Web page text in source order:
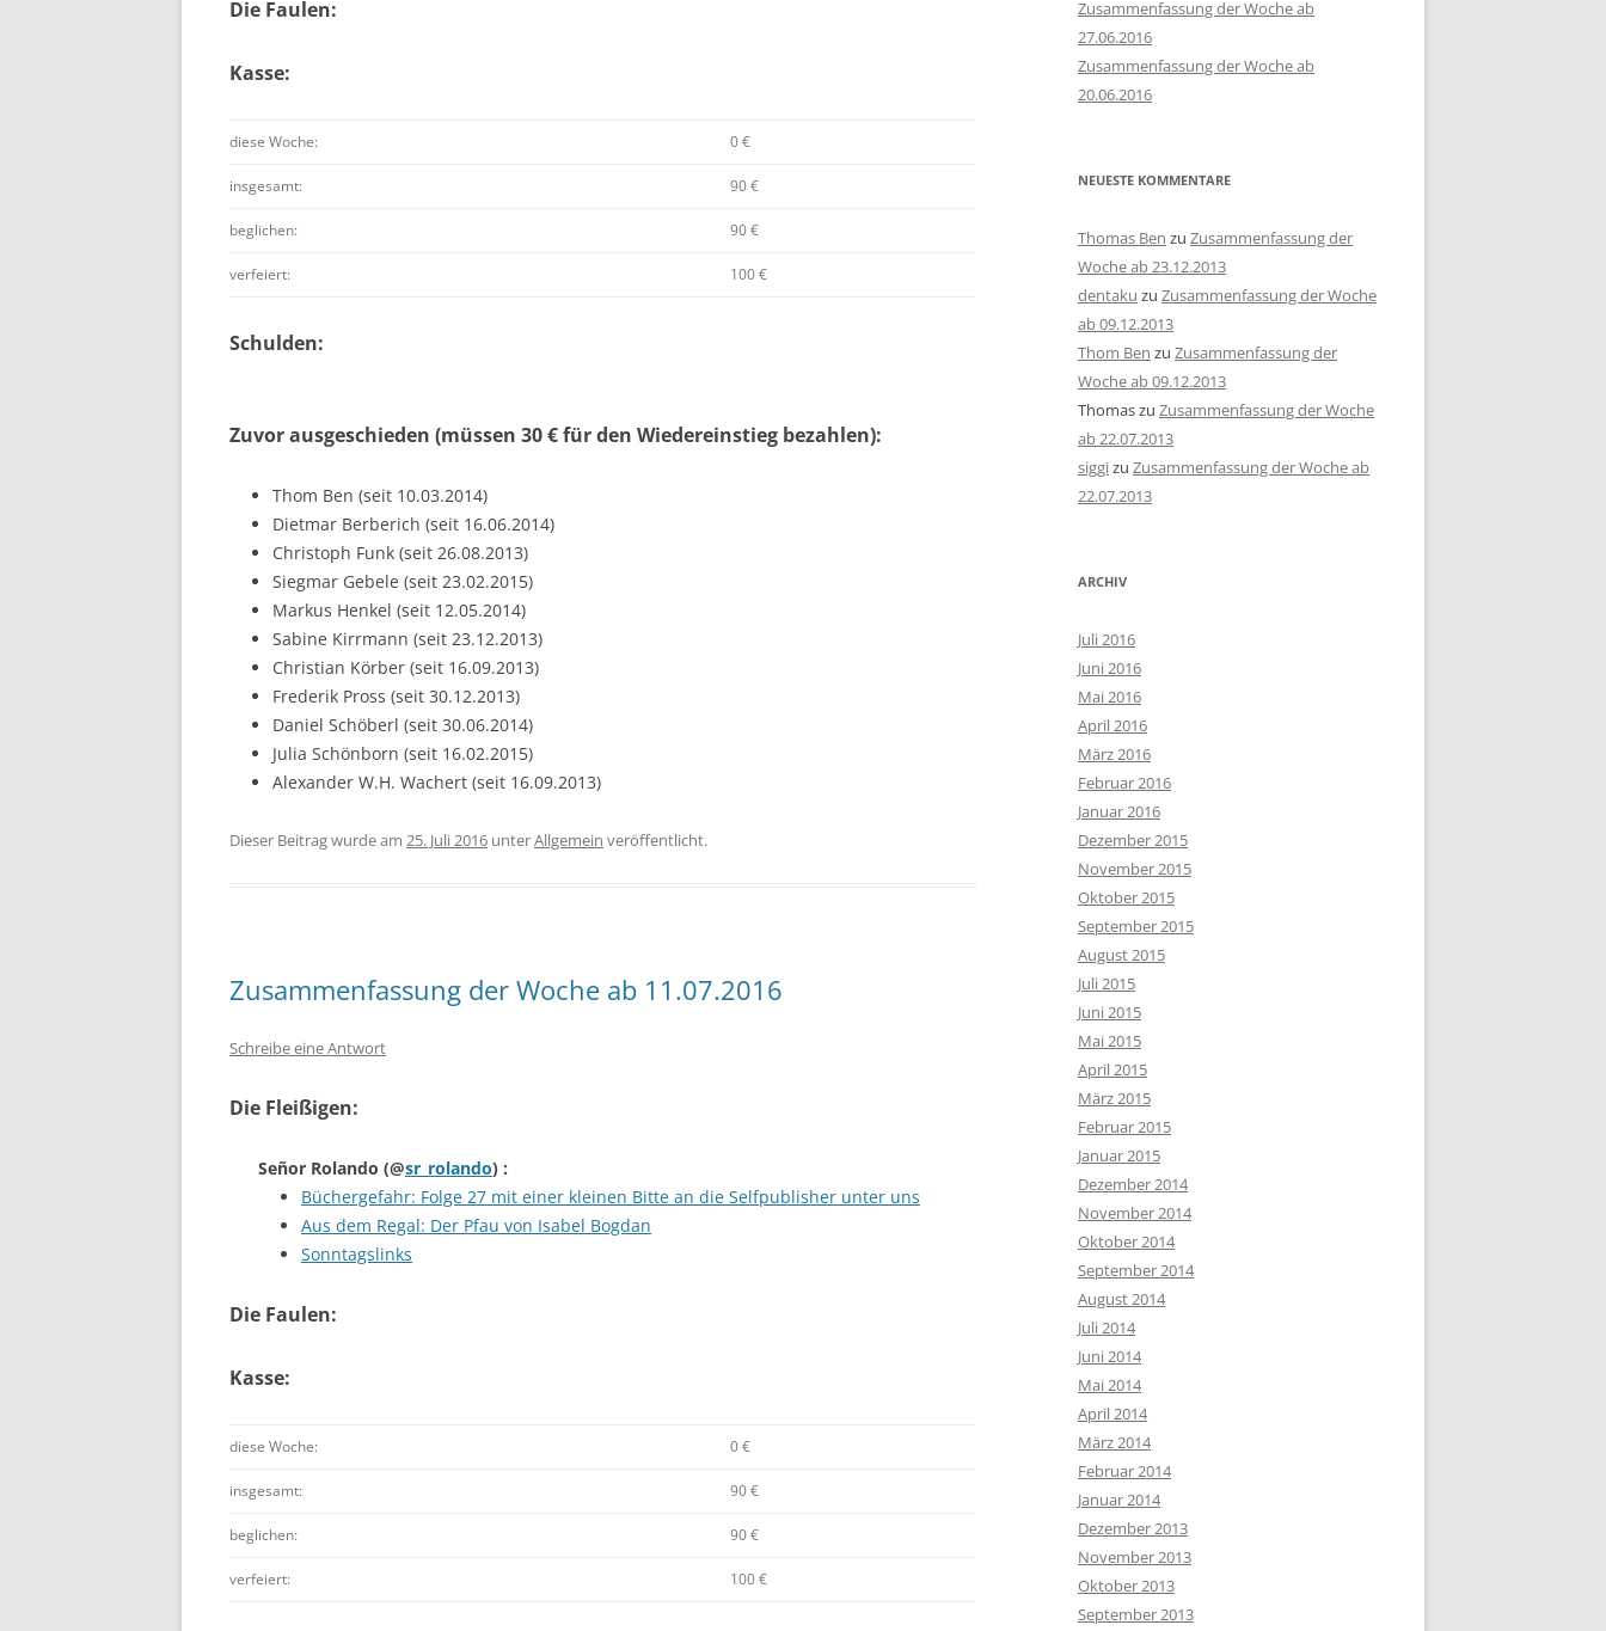
Die Faulen:
Kasse:
diese Woche: 0 €
insgesamt: 90 €
beglichen: 90 €
verfeiert: 100 €
Schulden:
Zuvor ausgeschieden (müssen 30 € für den Wiedereinstieg bezahlen):
Thom Ben (seit 10.03.2014)
Dietmar Berberich (seit 16.06.2014)
Christoph Funk (seit 26.08.2013)
Siegmar Gebele (seit 23.02.2015)
Markus Henkel (seit 12.05.2014)
Sabine Kirrmann (seit 23.12.2013)
Christian Körber (seit 16.09.2013)
Frederik Pross (seit 30.12.2013)
Daniel Schöberl (seit 30.06.2014)
Julia Schönborn (seit 16.02.2015)
Alexander W.H. Wachert (seit 16.09.2013)
Dieser Beitrag wurde am 25. Juli 2016 unterAllgemein veröffentlicht.
Zusammenfassung der Woche ab 11.07.2016
Schreibe eine Antwort
Die Fleißigen:
Señor Rolando (@sr_rolando) :
Büchergefahr: Folge 27 mit einer kleinen Bitte an die Selfpublisher unter uns
Aus dem Regal: Der Pfau von Isabel Bogdan
Sonntagslinks
Die Faulen:
Kasse:
diese Woche: 0 €
insgesamt: 90 €
beglichen: 90 €
verfeiert: 100 €
Zusammenfassung der Woche ab
27.06.2016
Zusammenfassung der Woche ab
20.06.2016
NEUESTE KOMMENTARE
Thomas Ben zu Zusammenfassung der
Woche ab 23.12.2013
dentaku zu Zusammenfassung der Woche
ab 09.12.2013
Thom Ben zu Zusammenfassung der
Woche ab 09.12.2013
Thomaszu Zusammenfassung der Woche
ab 22.07.2013
siggizu Zusammenfassung der Woche ab
22.07.2013
ARCHIV
Juli 2016
Juni 2016
Mai 2016
April 2016
März 2016
Februar 2016
Januar 2016
Dezember 2015
November 2015
Oktober 2015
September 2015
August 2015
Juli 2015
Juni 2015
Mai 2015
April 2015
März 2015
Februar 2015
Januar 2015
Dezember 2014
November 2014
Oktober 2014
September 2014
August 2014
Juli 2014
Juni 2014
Mai 2014
April 2014
März 2014
Februar 2014
Januar 2014
Dezember 2013
November 2013
Oktober 2013
September 2013